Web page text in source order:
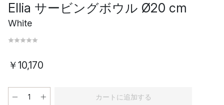
Ellia サービングボウル Ø20 cm
White
￥10,170
カートに追加する